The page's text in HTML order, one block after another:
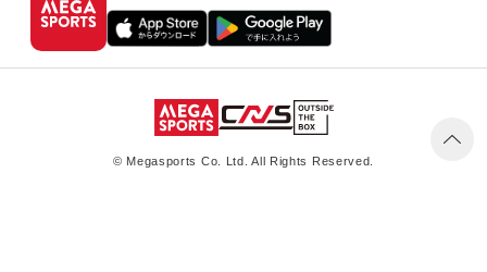
© Megasports Co. Ltd. All Rights Reserved.